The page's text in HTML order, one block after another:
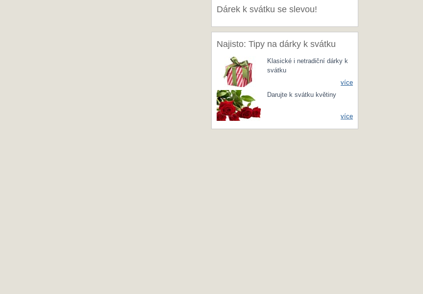
Dárek k svátku se slevou!
Najisto: Tipy na dárky k svátku
Klasické i netradiční dárky k
svátku
více
Darujte k svátku květiny
více